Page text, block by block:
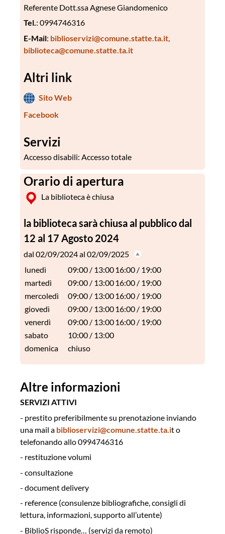
Referente Dott.ssa Agnese Giandomenico
Tel.: 0994746316
E-Mail: biblioservizi@comune.statte.ta.it,
biblioteca@comune.statte.ta.it
Altri link
Sito Web
Facebook
Servizi
Accesso disabili: Accesso totale
Orario di apertura
La biblioteca è chiusa
la biblioteca sarà chiusa al pubblico dal
12 al 17 Agosto 2024
dal 02/09/2024 al 02/09/2025
lunedì
09:00 / 13:0016:00 / 19:00
martedì
09:00 / 13:0016:00 / 19:00
mercoledì
09:00 / 13:0016:00 / 19:00
giovedì
09:00 / 13:0016:00 / 19:00
venerdì
09:00 / 13:0016:00 / 19:00
sabato
10:00 / 13:00
domenica
chiuso
Altre informazioni
SERVIZI ATTIVI
- prestito preferibilmente su prenotazione inviando
una mail a biblioservizi@comune.statte.ta.it o
telefonando allo 0994746316
- restituzione volumi
- consultazione
- document delivery
- reference (consulenze bibliografiche, consigli di
lettura, informazioni, supporto all’utente)
- BiblioS risponde… (servizi da remoto)